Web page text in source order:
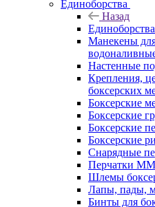
Единоборства
Назад
Единоборства
Манекены
Настенные
Крепления,
боксерских
Боксерские
Боксерские
Боксерские
Боксерские
Снарядные
Перчатки
Шлемы
Лапы, пады,
Бинты для